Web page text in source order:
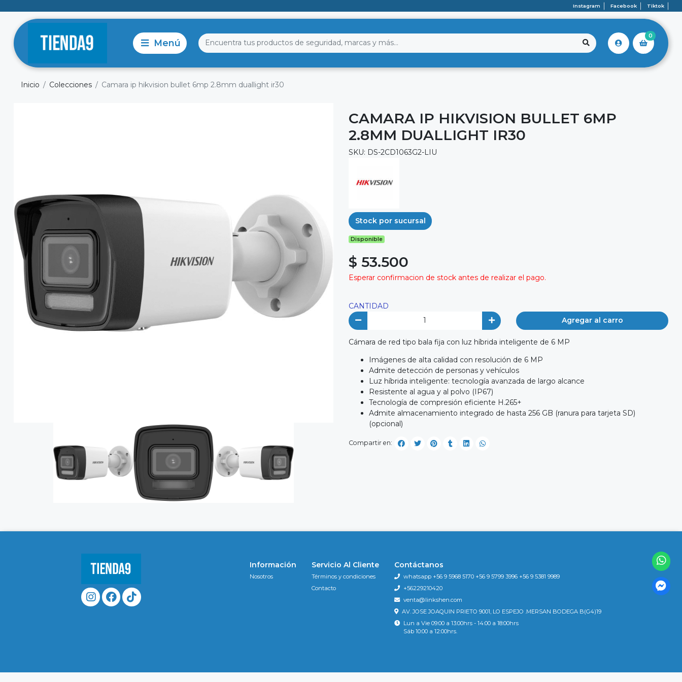
Instagram Facebook Tiktok
0
Inicio Colecciones Camara ip hikvision bullet 6mp 2.8mm duallight ir30
CAMARA IP HIKVISION BULLET 6MP
2.8MM DUALLIGHT IR30
SKU: DS-2CD1063G2-LIU
Stock por sucursal
Disponible
$ 53.500
Esperar confirmacion de stock antes de realizar el pago.
CANTIDAD
Agregar al carro
Cámara de red tipo bala fija con luz híbrida inteligente de 6 MP
Imágenes de alta calidad con resolución de 6 MP
Admite detección de personas y vehículos
Luz híbrida inteligente: tecnología avanzada de largo alcance
Resistente al agua y al polvo (IP67)
Tecnología de compresión eficiente H.265+
Admite almacenamiento integrado de hasta 256 GB (ranura para tarjeta SD)
(opcional)
Compartir en:
Información
Nosotros
Servicio Al Cliente
Términos y condiciones
Contacto
Contáctanos
whatsapp +56 9 5968 5170 +56 9 5799 3996 +56 9 5381 9989
+56229210420
venta@linkshen.com
AV. JOSE JOAQUIN PRIETO 9001, LO ESPEJO .MERSAN BODEGA B(G4)19
Lun a Vie 09:00 a 13:00hrs - 14:00 a 18:00hrs
Sáb 10:00 a 12:00hrs.